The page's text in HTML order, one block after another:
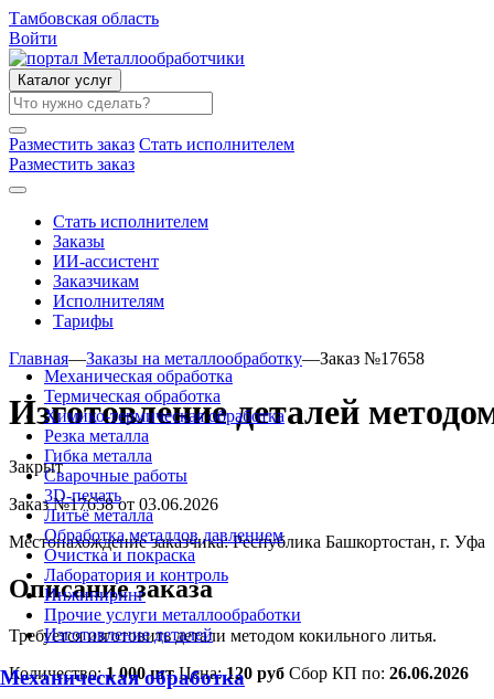
Тамбовская область
Войти
Каталог услуг
Разместить заказ Стать исполнителем
Разместить заказ
Стать исполнителем
Заказы
ИИ-ассистент
Заказчикам
Исполнителям
Тарифы
Механическая обработка
Термическая обработка
Химико-термическая обработка
Резка металла
Гибка металла
Сварочные работы
3D-печать
Литьё металла
Обработка металлов давлением
Очистка и покраска
Лаборатория и контроль
Инжиниринг
Прочие услуги металлообработки
Изготовление деталей
Механическая обработка
Главная—Заказы на металлообработку—Заказ №17658
Изготовление деталей
Закрыт
Заказ №17658 от 03.06.2026
Местонахождение заказчика:Республика Башкортостан, г. Уфа
Описание заказа
Требуется изготовить детали методом кокильного литья.
Количество:1 000 шт Цена:120 руб Сбор КП по: 26.06.2026